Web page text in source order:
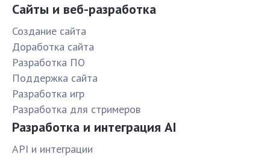
Сайты и веб-разработка
Создание сайта
Доработка сайта
Разработка ПО
Поддержка сайта
Разработка игр
Разработка для стримеров
Разработка и интеграция AI
API и интеграции